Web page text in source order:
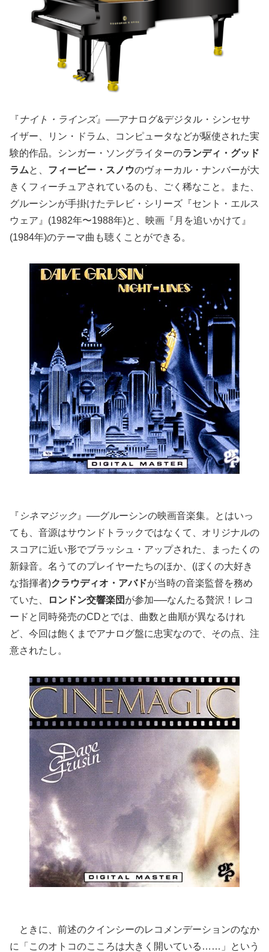
『ナイト・ラインズ』──アナログ&デジタル・シンセサ
イザー、リン・ドラム、コンピュータなどが駆使された実
験的作品。シンガー・ソングライターのランディ・グッド
ラムと、 フィービー・スノウのヴォーカル・ナンバーが大
きくフィーチュアされているのも、ごく稀なこと。また、
グルーシンが手掛けたテレビ・シリーズ『セント・エルス
ウェア』(1982年〜1988年)と、映画『月を追いかけて』
(1984年)のテーマ曲も聴くことができる。
『 シネマジック 』──グルーシンの映画音楽集。とはいっ
ても、音源はサウンドトラックではなくて、オリジナルの
スコアに近い形でブラッシュ・アップされた、まったくの
新録音。名うてのプレイヤーたちのほか、(ぼくの大好き
な指揮者)クラウディオ・アバドが当時の音楽監督を務め
ていた、
ロンドン交響楽団 が参加──なんたる贅沢！レコ
ードと同時発売のCDとでは、曲数と曲順が異なるけれ
ど、今回は飽くまでアナログ盤に忠実なので、その点、注
意されたし。
ときに、前述のクインシーのレコメンデーションのなか
に「このオトコのこころは大きく開いている……」という